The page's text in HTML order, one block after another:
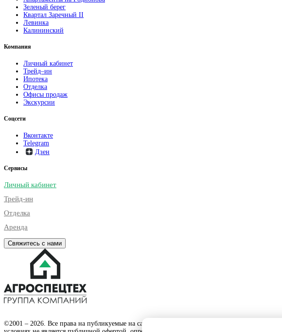
Зеленый берег
Квартал Заречный II
Левинка
Калининский
Компания
Личный кабинет
Трейд–ин
Ипотека
Отделка
Офисы продаж
Экскурсии
Соцсети
Вконтакте
Telegram
Дзен
Сервисы
Личный кабинет
Трейд-ин
Отделка
Аренда
Свяжитесь с нами
©2001 – 2026. Все права на публикуемые на сайте материалы принадлежат